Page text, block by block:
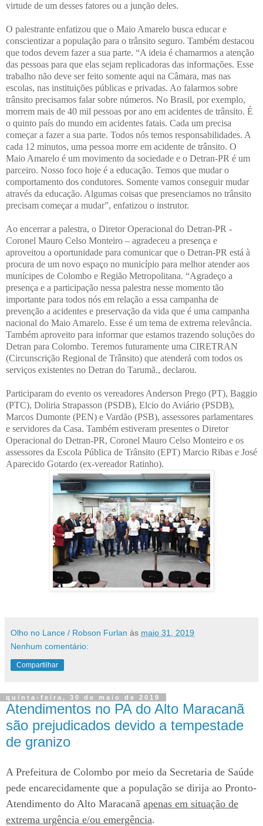
virtude de um desses fatores ou a junção deles.
O palestrante enfatizou que o Maio Amarelo busca educar e
conscientizar a população para o trânsito seguro. Também destacou
que todos devem fazer a sua parte. “A ideia é chamarmos a atenção
das pessoas para que elas sejam replicadoras das informações. Esse
trabalho não deve ser feito somente aqui na Câmara, mas nas
escolas, nas instituições públicas e privadas. Ao falarmos sobre
trânsito precisamos falar sobre números. No Brasil, por exemplo,
morrem mais de 40 mil pessoas por ano em acidentes de trânsito. É
o quinto país do mundo em acidentes fatais. Cada um precisa
começar a fazer a sua parte. Todos nós temos responsabilidades. A
cada 12 minutos, uma pessoa morre em acidente de trânsito. O
Maio Amarelo é um movimento da sociedade e o Detran-PR é um
parceiro. Nosso foco hoje é a educação. Temos que mudar o
comportamento dos condutores. Somente vamos conseguir mudar
através da educação. Algumas coisas que presenciamos no trânsito
precisam começar a mudar”, enfatizou o instrutor.
Ao encerrar a palestra, o Diretor Operacional do Detran-PR -
Coronel Mauro Celso Monteiro – agradeceu a presença e
aproveitou a oportunidade para comunicar que o Detran-PR está à
procura de um novo espaço no município para melhor atender aos
munícipes de Colombo e Região Metropolitana. “Agradeço a
presença e a participação nessa palestra nesse momento tão
importante para todos nós em relação a essa campanha de
prevenção a acidentes e preservação da vida que é uma campanha
nacional do Maio Amarelo. Esse é um tema de extrema relevância.
Também aproveito para informar que estamos trazendo soluções do
Detran para Colombo. Teremos futuramente uma CIRETRAN
(Circunscrição Regional de Trânsito) que atenderá com todos os
serviços existentes no Detran do Tarumã., declarou.
Participaram do evento os vereadores Anderson Prego (PT), Baggio
(PTC), Doliria Strapasson (PSDB), Elcio do Aviário (PSDB),
Marcos Dumonte (PEN) e Vardão (PSB), assessores parlamentares
e servidores da Casa. Também estiveram presentes o Diretor
Operacional do Detran-PR, Coronel Mauro Celso Monteiro e os
assessores da Escola Pública de Trânsito (EPT) Marcio Ribas e José
Aparecido Gotardo (ex-vereador Ratinho).
Olho no Lance / Robson Furlan às maio 31, 2019
Nenhum comentário:
Compartilhar
quinta-feira, 30 de maio de 2019
Atendimentos no PA do Alto Maracanã
são prejudicados devido a tempestade
de granizo
A Prefeitura de Colombo por meio da Secretaria de Saúde
pede encarecidamente que a população se dirija ao Pronto-
Atendimento do Alto Maracanã apenas em situação de
extrema urgência e/ou emergência.